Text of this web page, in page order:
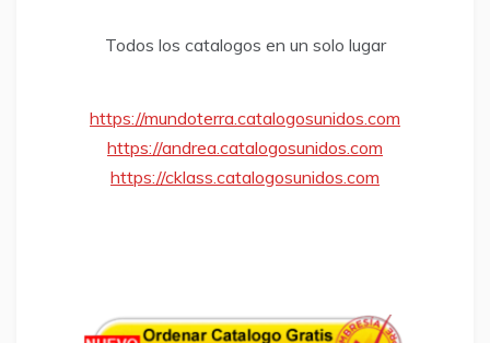
Todos los catalogos en un solo lugar
https://mundoterra.catalogosunidos.com
https://andrea.catalogosunidos.com
https://cklass.catalogosunidos.com